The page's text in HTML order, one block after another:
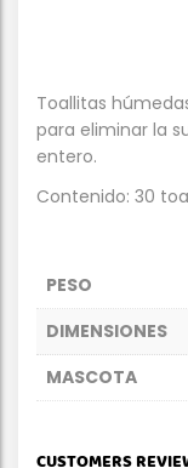
Toallitas
para eliminar la
entero.
Contenido: 30
PESO
DIMENSIONES
MASCOTA
CUSTOMERS